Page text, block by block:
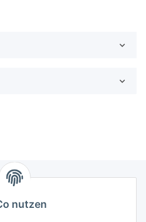
nutzen